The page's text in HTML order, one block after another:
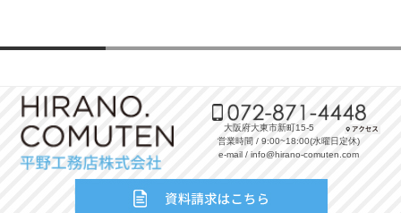
大阪府大東市新町15-5
営業時間 / 9:00~18:00(水曜日定休)
e-mail / info@hirano-comuten.com